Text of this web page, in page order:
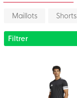
Maillots Shorts
Filtrer